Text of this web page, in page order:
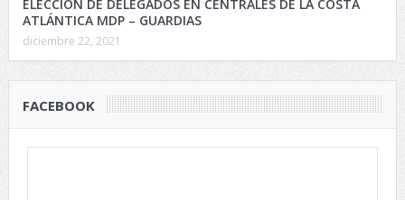
ELECCION DE DELEGADOS EN CENTRALES DE LA COSTA
ATLÁNTICA MDP – GUARDIAS
diciembre 22, 2021
FACEBOOK